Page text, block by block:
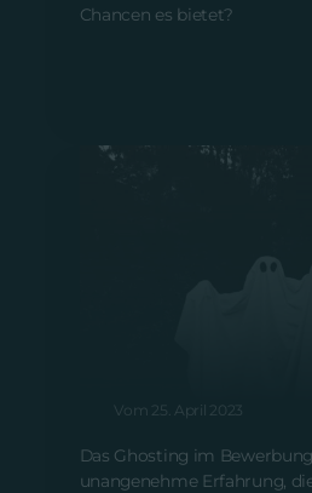
Chancen es bietet?
Vom 25. April 2023
Das Ghosting im
unangenehme Erfahrung,